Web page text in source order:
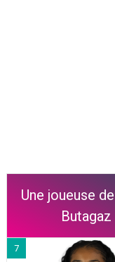
Une joueuse
Butagaz
7